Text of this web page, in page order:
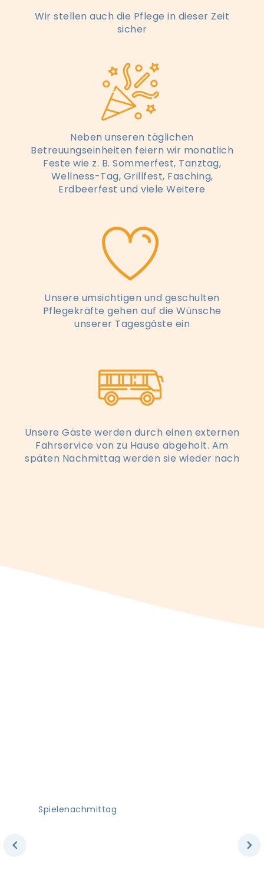
Wir stellen auch die Pflege in dieser Zeit
sicher
Neben unseren täglichen
Betreuungseinheiten feiern wir monatlich
Feste wie z. B. Sommerfest, Tanztag,
Wellness-Tag, Grillfest, Fasching,
Erdbeerfest und viele Weitere
Unsere umsichtigen und geschulten
Pflegekräfte gehen auf die Wünsche
unserer Tagesgäste ein
Unsere Gäste werden durch einen externen
Fahrservice von zu Hause abgeholt. Am
späten Nachmittag werden sie wieder nach
Spielenachmittag
Slide 2 of 6.